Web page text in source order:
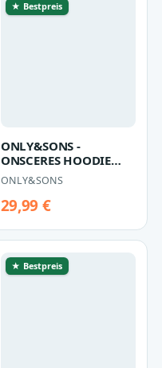
★ Bestpreis
ONLY&SONS -
ONSCERES HOODIE
SWEAT NOOS Castor
Gray - Gr. - XL
ONLY&SONS
29,99 €
★ Bestpreis